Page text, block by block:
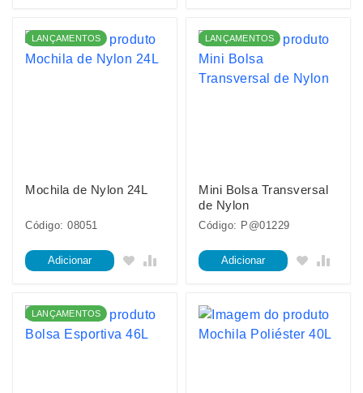
LANÇAMENTOS
Mochila de Nylon 24L
Código: 08051
Adicionar
LANÇAMENTOS
Mini Bolsa Transversal
de Nylon
Código: P@01229
Adicionar
LANÇAMENTOS